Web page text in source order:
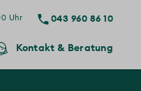
043 960 86 10
Uhr
Kontakt & Beratung